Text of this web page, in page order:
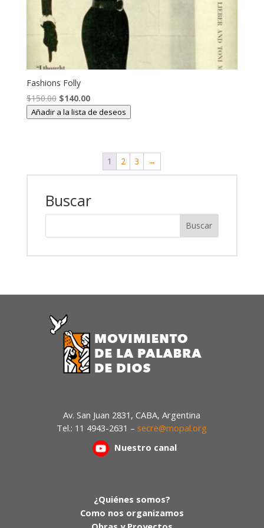
Fashions Folly
$150.00 El
precio
$140.00El
precio
$140.00.
Añadir a la lista de deseos
1 2 3 →
Buscar
Av. San Juan 2831, CABA, Argentina
Tel.: 11 4943-2631 – secre@mopal.org
Nuestro canal
¿Quiénes somos?
Como nos organizamos